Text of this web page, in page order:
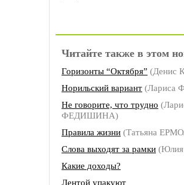
Читайте также в этом
Горизонты “Октября” (Денис
Норильский вариант
Не говорите, что трудно
ФЕДИШИНА)
Правила жизни (Татьяна
Слова выходят за рамки
Какие доходы?
Лентой упакуют